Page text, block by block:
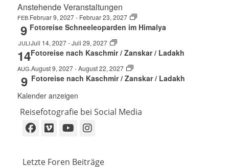
Anstehende Veranstaltungen
FEB.
9
Februar 9, 2027- Februar 23, 2027
Fotoreise Schneeleoparden im Himalya
JULI
14
Juli 14, 2027-Juli 29, 2027
Fotoreise nach Kaschmir / Zanskar / Ladakh
AUG.
9
August 9, 2027-August 22, 2027
Fotoreise nach Kaschmir / Zanskar / Ladakh
Kalender anzeigen
Reisefotografie bei Social Media
Facebook
VimeoYouTube
Instagram
Letzte Foren Beiträge